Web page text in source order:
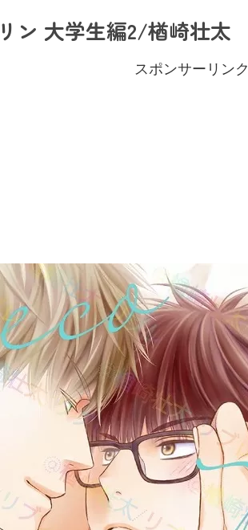
ン 大学生編2/楢崎壮太
スポンサーリンク